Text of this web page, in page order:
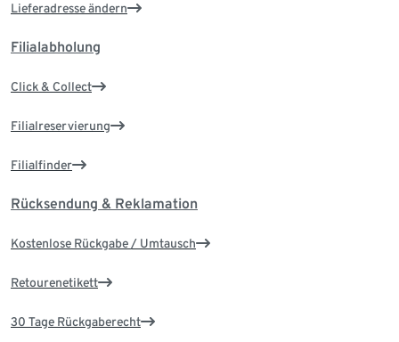
Lieferadresse ändern
Filialabholung
Click & Collect
Filialreservierung
Filialfinder
Rücksendung & Reklamation
Kostenlose Rückgabe / Umtausch
Retourenetikett
30 Tage Rückgaberecht